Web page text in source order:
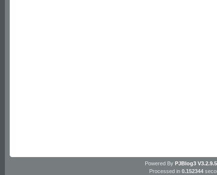
Powered By PJBlog3
Processed in 0.152344